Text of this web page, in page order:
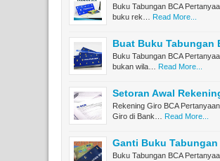
Buku Tabungan BCA
buku rek…
Read More...
Buat Buku Tabungan
Buku Tabungan BCA
bukan wila…
Read More...
Setoran Awal
Rekening Giro BCA
Giro di Bank…
Read More...
Ganti Buku
Buku Tabungan BCA